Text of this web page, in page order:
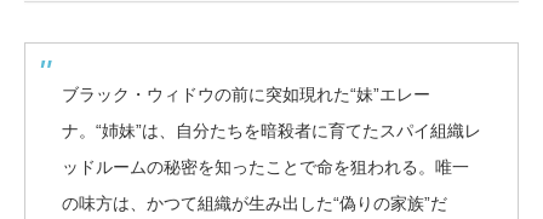
ブラック・ウィドウの前に突如現れた“妹”エレー
ナ。“姉妹”は、自分たちを暗殺者に育てたスパイ組織レ
ッドルームの秘密を知ったことで命を狙われる。唯一
の味方は、かつて組織が生み出した“偽りの家族”だ